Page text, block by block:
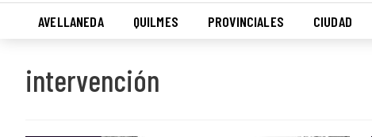
AVELLANEDA QUILMES PROVINCIALES CIUDAD
intervención